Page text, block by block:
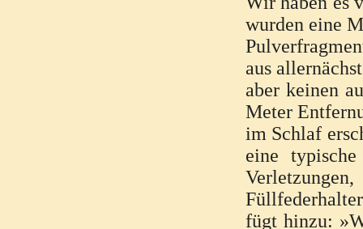
wurden eine
aus
aber keinen
Meter
im Schlaf
eine
fügt hinzu: